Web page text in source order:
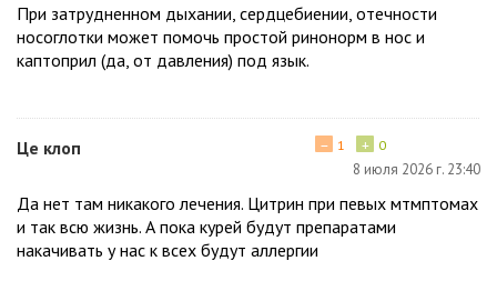
При затрудненном дыхании, сердцебиении, отечности
носоглотки может помочь простой ринонорм в нос и
каптоприл (да, от давления) под язык.
Це клоп + 0
− 1
8 июля 2026 г. 23:40
Да нет там никакого лечения. Цитрин при певых мтмптомах
и так всю жизнь. А пока курей будут препаратами
накачивать у нас к всех будут аллергии